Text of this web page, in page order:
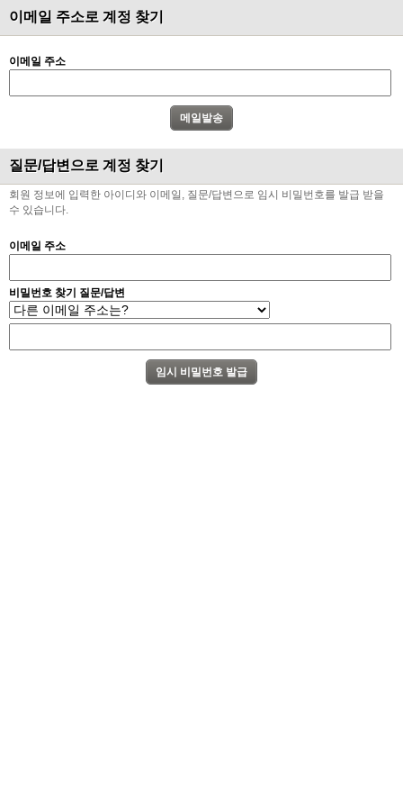
이메일 주소로 계정 찾기
이메일 주소
질문/답변으로 계정 찾기
회원 정보에 입력한 아이디와 이메일, 질문/답변으로 임시 비밀번호를 발급 받을
수 있습니다.
이메일 주소
비밀번호 찾기 질문/답변